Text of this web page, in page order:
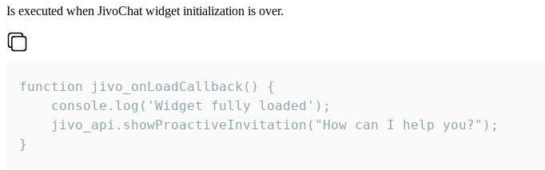
Is executed when JivoChat widget initialization is over.
function jivo_onLoadCallback() {
    console.log('Widget fully loaded');
    jivo_api.showProactiveInvitation("How can I help you?");
}